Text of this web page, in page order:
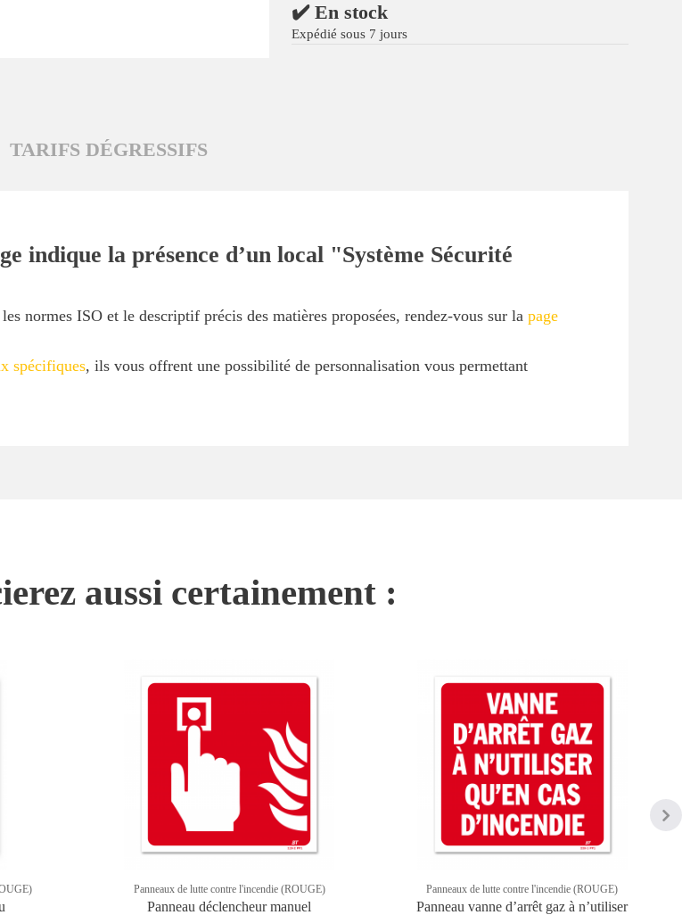
✔️ En stock
Expédié sous 7 jours
TARIFS DÉGRESSIFS
indique la présence d’un local "Système Sécurité
normes ISO et le descriptif précis des matières proposées, rendez-vous sur la page
spécifiques, ils vous offrent une possibilité de personnalisation vous permettant
aussi certainement :
Panneaux de lutte contre l'incendie (ROUGE)
Panneau déclencheur manuel
Panneaux de lutte contre l'incendie (ROUGE)
Panneau vanne d’arrêt gaz à n’utiliser